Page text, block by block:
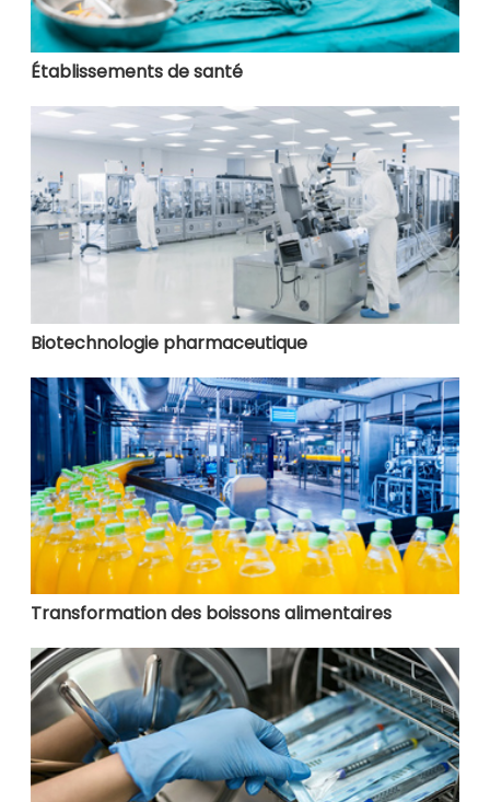
Établissements de santé
Biotechnologie pharmaceutique
Transformation des boissons alimentaires